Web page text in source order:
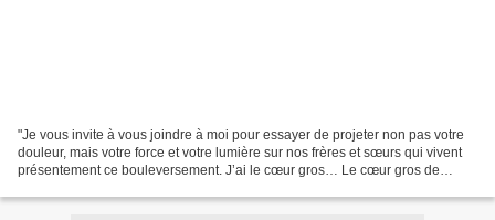
"Je vous invite à vous joindre à moi pour essayer de projeter non pas votre
douleur, mais votre force et votre lumière sur nos frères et sœurs qui vivent
présentement ce bouleversement. J’ai le cœur gros… Le cœur gros de